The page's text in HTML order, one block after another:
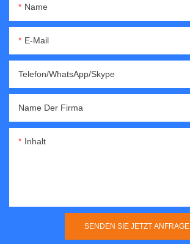
Name
E-Mail
Telefon/WhatsApp/Skype
Name Der Firma
Inhalt
SENDEN SIE JETZT ANFRAGE